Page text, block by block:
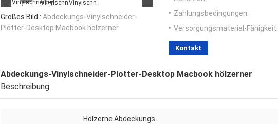
Großes Bild : Abdeckungs-Vinylschneider-
Plotter-Desktop Macbook hölzerner
Zahlungsbedingungen:
Versorgungsmaterial-Fähigkeit:
Kontakt
Abdeckungs-Vinylschneider-Plotter-Desktop Macbook hölzerner
Beschreibung
Hölzerne Abdeckungs-